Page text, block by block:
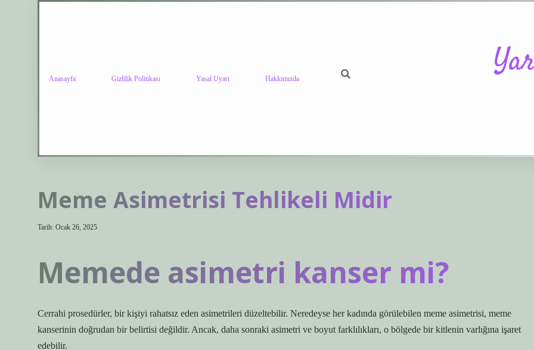
Anasayfa Gizlilik Politikası Yasal Uyarı Hakkımızda
Meme Asimetrisi Tehlikeli Midir
Tarih: Ocak 26, 2025
Memede asimetri kanser mi?
Cerrahi prosedürler, bir kişiyi rahatsız eden asimetrileri düzeltebilir. Neredeyse her kadında görülebilen meme asimetrisi, meme
kanserinin doğrudan bir belirtisi değildir. Ancak, daha sonraki asimetri ve boyut farklılıkları, o bölgede bir kitlenin varlığına işaret
edebilir.